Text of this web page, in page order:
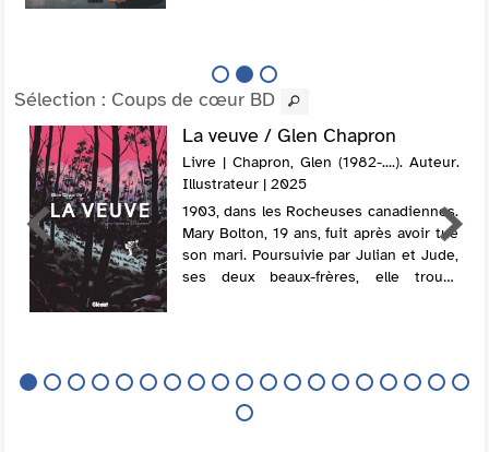
Sélection : Coups de cœur BD
La veuve / Glen Chapron
Livre | Chapron, Glen (1982-....). Auteur.
Illustrateur | 2025
1903, dans les Rocheuses canadiennes.
Mary Bolton, 19 ans, fuit après avoir tué
son mari. Poursuivie par Julian et Jude,
ses deux beaux-frères, elle trouve